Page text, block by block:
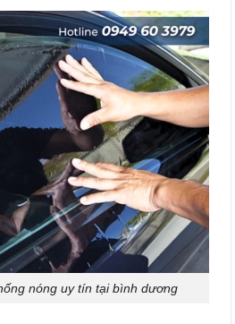
nóng uy tín tại bình dương